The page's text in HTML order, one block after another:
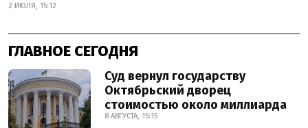
2 ИЮЛЯ, 15:12
ГЛАВНОЕ СЕГОДНЯ
Суд вернул государству
Октябрьский дворец
стоимостью около миллиарда
8 АВГУСТА, 15:15